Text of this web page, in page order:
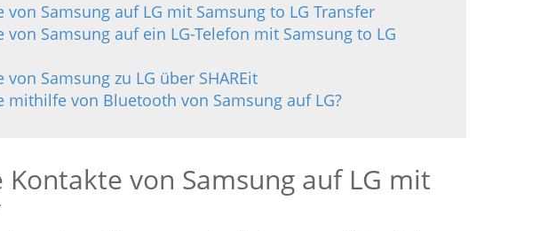
Samsung auf LG mit Samsung to LG Transfer
Samsung auf ein LG-Telefon mit Samsung to LG
Samsung zu LG über SHAREit
mithilfe von Bluetooth von Samsung auf LG?
Kontakte von Samsung auf LG mit